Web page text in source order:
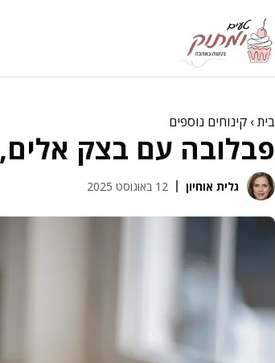
בית› קינוחים נוספים
פבלובה עם בצק
גלית אוחיון 12 באוגוסט 2025